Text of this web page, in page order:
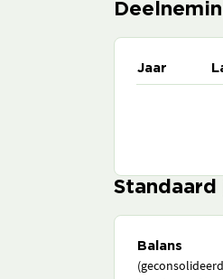
Jaar
Standaard
Balans